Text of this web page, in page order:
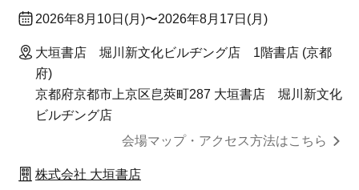
2026年8月10日(月)〜2026年8月17日(月)
大垣書店 堀川新文化ビルヂング店 1階書店 (京都
府)
京都府京都市上京区皀莢町287 大垣書店 堀川新文化
ビルヂング店
会場マップ・アクセス方法はこちら
株式会社 大垣書店